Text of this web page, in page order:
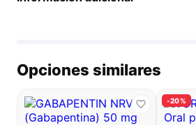
Opciones similares
-20%